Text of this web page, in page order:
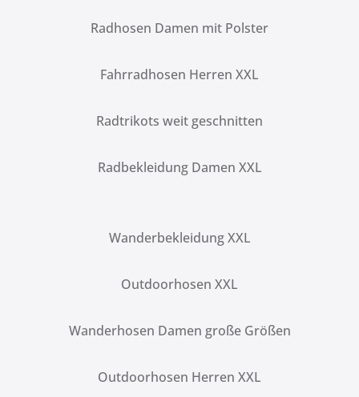
Radhosen Damen mit Polster
Fahrradhosen Herren XXL
Radtrikots weit geschnitten
Radbekleidung Damen XXL
Wanderbekleidung XXL
Outdoorhosen XXL
Wanderhosen Damen große Größen
Outdoorhosen Herren XXL